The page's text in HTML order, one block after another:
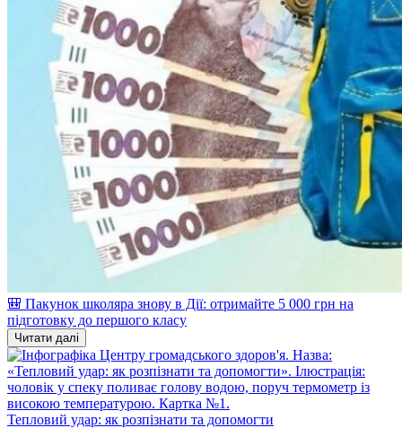
🎒 Пакунок школяра знову в Дії: отримайте 5 000 грн на
підготовку до першого класу
Читати далі
Тепловий удар: як розпізнати та допомогти